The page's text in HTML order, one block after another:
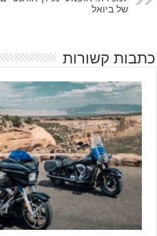
של ביואל
כתבות קשורות